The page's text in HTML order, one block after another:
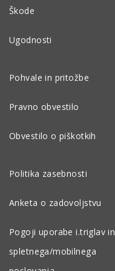
Škode
Ugodnosti
Pohvale in pritožbe
Pravno obvestilo
Obvestilo o piškotkih
Politika zasebnosti
Anketa o zadovoljstvu
Pogoji uporabe i.triglav in
spletnega/mobilnega